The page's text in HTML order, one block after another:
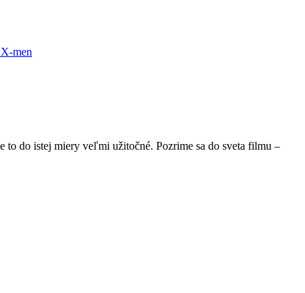
X-men
to do istej miery veľmi užitočné. Pozrime sa do sveta filmu –